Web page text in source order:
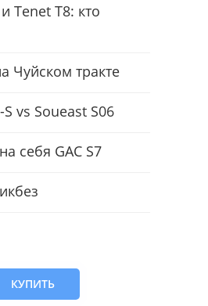
Tenet T8: кто
Чуйском тракте
vs Soueast S06
себя GAC S7
КУПИТЬ